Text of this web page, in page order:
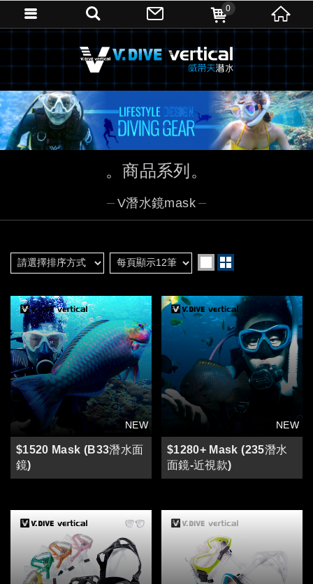
商品系列
V潛水鏡mask
$1520 Mask (B33潛水面
鏡)
$1280+ Mask (235潛水
面鏡-近視款)
0